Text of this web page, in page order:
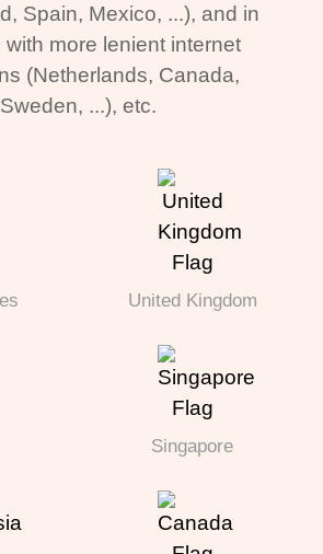
Spain, Mexico, ...), and in
with more lenient internet
(Netherlands, Canada,
Sweden, ...), etc.
United Kingdom
Singapore